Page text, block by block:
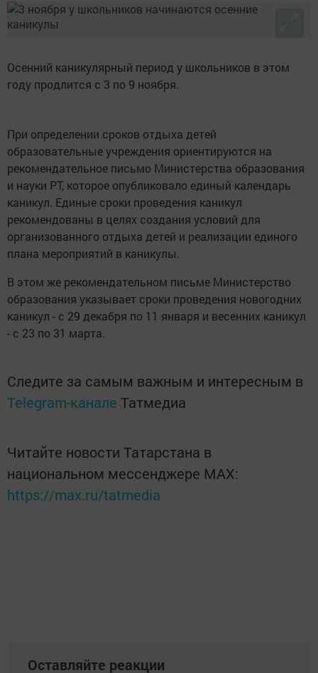
Осенний каникулярный период у школьников в этом
году продлится с 3 по 9 ноября.
При определении сроков отдыха детей
образовательные учреждения ориентируются на
рекомендательное письмо Министерства образования
и науки РТ, которое опубликовало единый календарь
каникул. Единые сроки проведения каникул
рекомендованы в целях создания условий для
организованного отдыха детей и реализации единого
плана мероприятий в каникулы.
В этом же рекомендательном письме Министерство
образования указывает сроки проведения новогодних
каникул - с 29 декабря по 11 января и весенних каникул
- с 23 по 31 марта.
Следите за самым важным и интересным в
Telegram-канале Татмедиа
Читайте новости Татарстана в
национальном мессенджере MАХ:
https://max.ru/tatmedia
Оставляйте реакции